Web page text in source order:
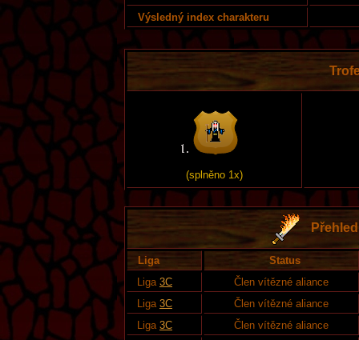
Výsledný index charakteru
(splněno 1x)
Liga
Status
Liga 3C
Člen vítězné aliance
Liga 3C
Člen vítězné aliance
Liga 3C
Člen vítězné aliance